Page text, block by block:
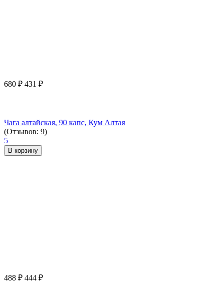
680 ₽ 431 ₽
Чага алтайская, 90 капс, Кум Алтая
(Отзывов: 9)
5
В корзину
488 ₽ 444 ₽